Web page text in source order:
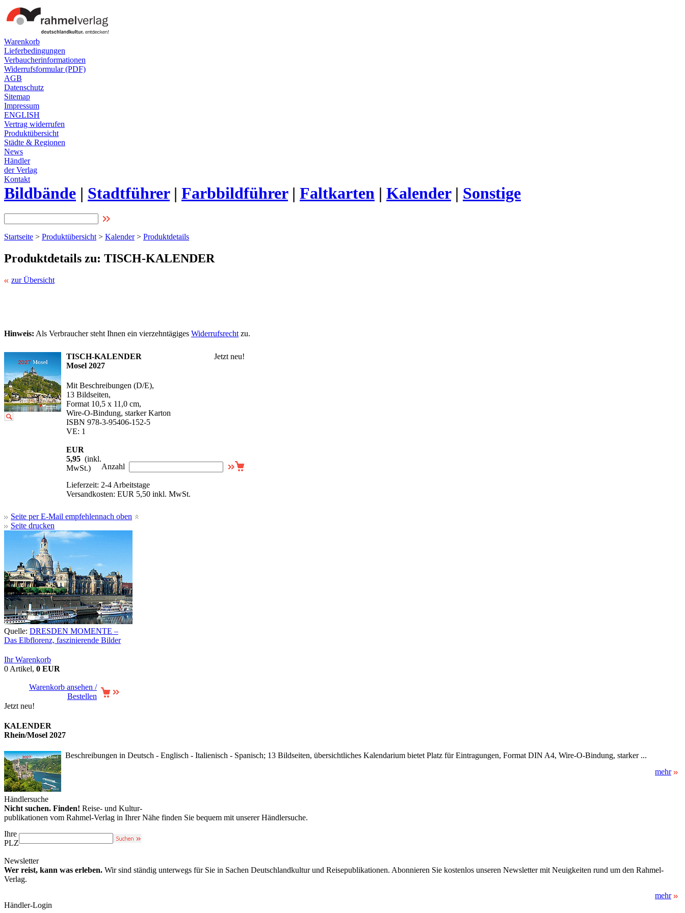
Warenkorb
Lieferbedingungen
Verbaucherinformationen
Widerrufsformular (PDF)
AGB
Datenschutz
Sitemap
Impressum
ENGLISH
Vertrag widerrufen
Produktübersicht
Städte & Regionen
News
Händler
der Verlag
Kontakt
Bildbände | Stadtführer| Farbbildführer| Faltkarten | Kalender| Sonstige
Startseite > Produktübersicht > Kalender> Produktdetails
Produktdetails zu: TISCH-KALENDER
zur Übersicht
Hinweis: Als Verbraucher steht Ihnen ein vierzehntägiges Widerrufsrecht zu.
TISCH-KALENDER
Mosel 2027
Jetzt neu!
Mit Beschreibungen (D/E),
13 Bildseiten,
Format 10,5 x 11,0 cm,
Wire-O-Bindung, starker Karton
ISBN 978-3-95406-152-5
VE: 1
EUR
5,95 (inkl.
MwSt.)
Anzahl
Lieferzeit: 2-4 Arbeitstage
Versandkosten: EUR 5,50 inkl. MwSt.
Seite per E-Mail empfehlen
Seite drucken
nach oben
Quelle: DRESDEN MOMENTE –
Das Elbflorenz, faszinierende Bilder
Ihr Warenkorb
0 Artikel, 0 EUR
Warenkorb ansehen /
Bestellen
Jetzt neu!
KALENDER
Rhein/Mosel 2027
Beschreibungen in Deutsch - Englisch - Italienisch - Spanisch; 13 Bildseiten, übersichtliches Kalendarium bietet Platz für Eintragungen, Format DIN A4, Wire-O-Bindung, starker ...
mehr
Händlersuche
Nicht suchen. Finden! Reise- und Kultur-
publikationen vom Rahmel-Verlag in Ihrer Nähe finden Sie bequem mit unserer Händlersuche.
Ihre
PLZ
Newsletter
Wer reist, kann was erleben. Wir sind ständig unterwegs für Sie in Sachen Deutschlandkultur und Reisepublikationen. Abonnieren Sie kostenlos unseren Newsletter mit Neuigkeiten rund um den Rahmel-
Verlag.
mehr
Händler-Login